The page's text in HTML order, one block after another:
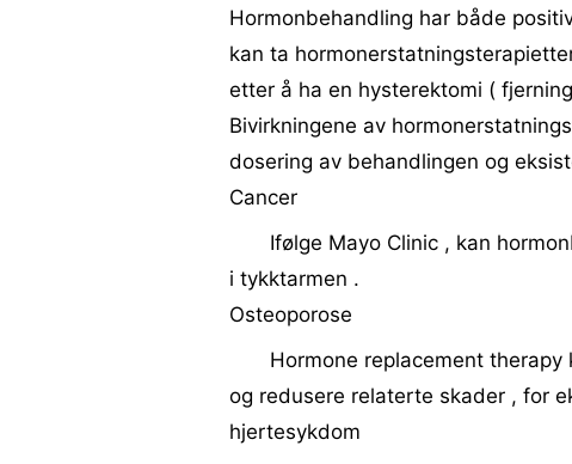
Hormonbehandling har både
kan ta
etter å ha en hysterektomi (
Bivirkningene av
dosering av behandlingen og
Cancer
Ifølge Mayo Clinic , kan
i tykktarmen .
Osteoporose
Hormone replacement
og redusere relaterte skader , for
hjertesykdom